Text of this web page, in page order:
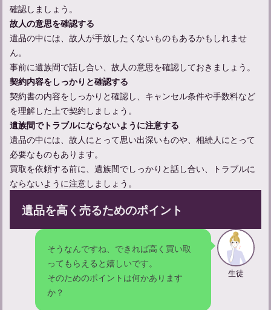
お通夜の流れと参列者として守るべきマナーについて解説
亡くなった人の顔を見に行く服装やマナーについて解説
確認しましょう。
故人の意思を確認する
遺品の中には、故人が手放したくないものもあるかもしれませ
ん。
事前に遺族間で話し合い、故人の意思を確認しておきましょう。
契約内容をしっかりと確認する
契約書の内容をしっかりと確認し、キャンセル条件や手数料など
を理解した上で契約しましょう。
遺族間でトラブルにならないように注意する
遺品の中には、故人にとって思い出深いものや、相続人にとって
必要なものもあります。
買取を依頼する前に、遺族間でしっかりと話し合い、トラブルに
ならないように注意しましょう。
遺品を高く売るためのポイント
そうなんですね、できれば高く買い取
ってもらえると嬉しいです。
そのためのポイントは何かあります
か？
生徒